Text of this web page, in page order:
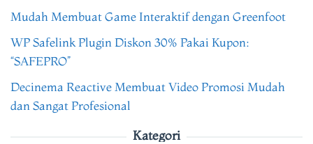
Mudah Membuat Game Interaktif dengan Greenfoot
WP Safelink Plugin Diskon 30% Pakai Kupon:
“SAFEPRO”
Decinema Reactive Membuat Video Promosi Mudah
dan Sangat Profesional
Kategori